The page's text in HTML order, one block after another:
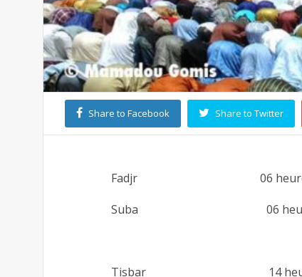
Share to Facebook Share to Twitter
Fadjr 06 heures
Suba 06 heures
Tisbar 14 heures